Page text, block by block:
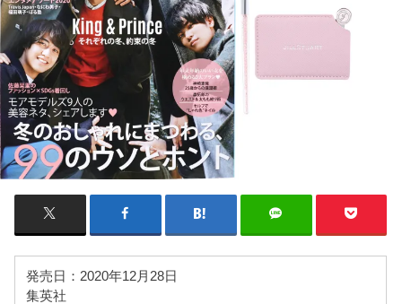
発売日：2020年12月28日
集英社